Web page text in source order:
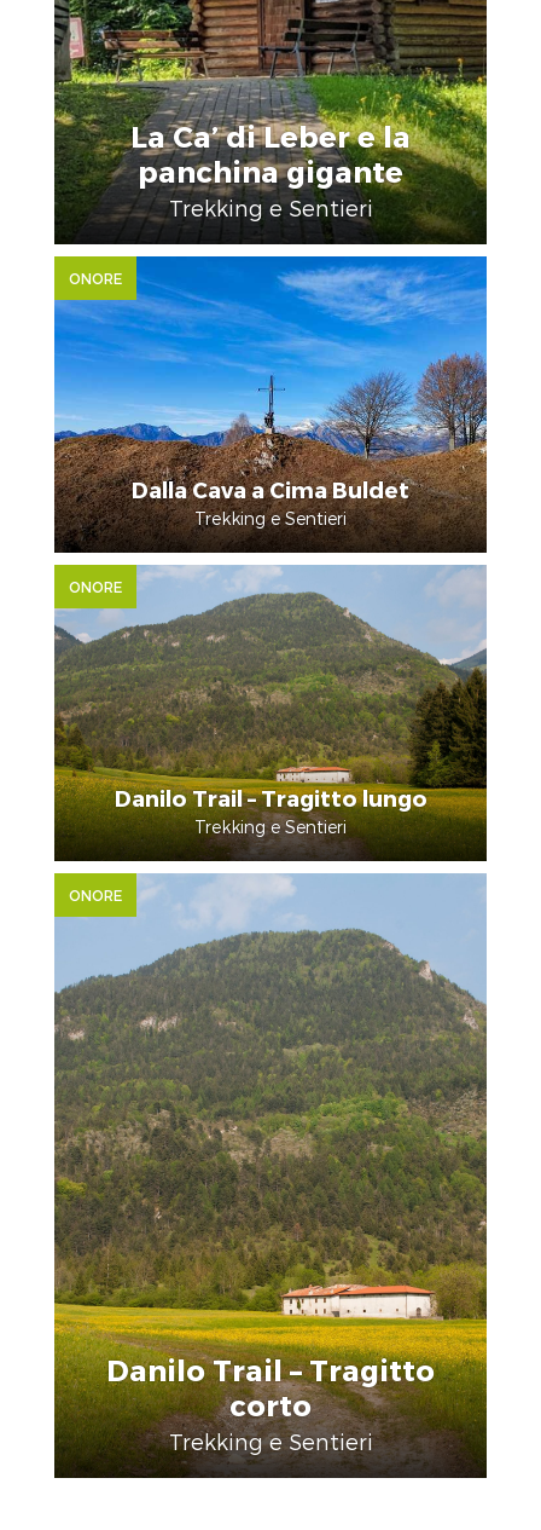
La Ca’ di Leber e la
panchina gigante
Trekking e Sentieri
ONORE
Dalla Cava a Cima Buldet
Trekking e Sentieri
ONORE
Danilo Trail – Tragitto lungo
Trekking e Sentieri
ONORE
Danilo Trail – Tragitto
corto
Trekking e Sentieri